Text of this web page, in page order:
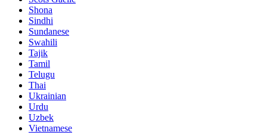
Shona
Sindhi
Sundanese
Swahili
Tajik
Tamil
Telugu
Thai
Ukrainian
Urdu
Uzbek
Vietnamese